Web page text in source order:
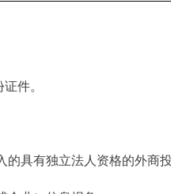
件。
具有独立法人资格的外商投